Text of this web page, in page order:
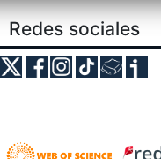
Redes sociales